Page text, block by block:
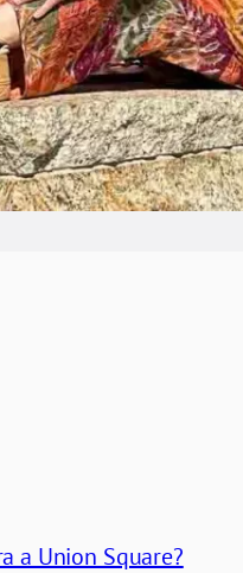
a Union Square?